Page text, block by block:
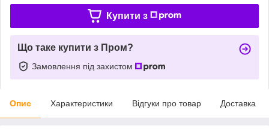
Купити з
Що таке купити з Пром?
Замовлення під захистом
Опис Характеристики Відгуки про товар Доставка